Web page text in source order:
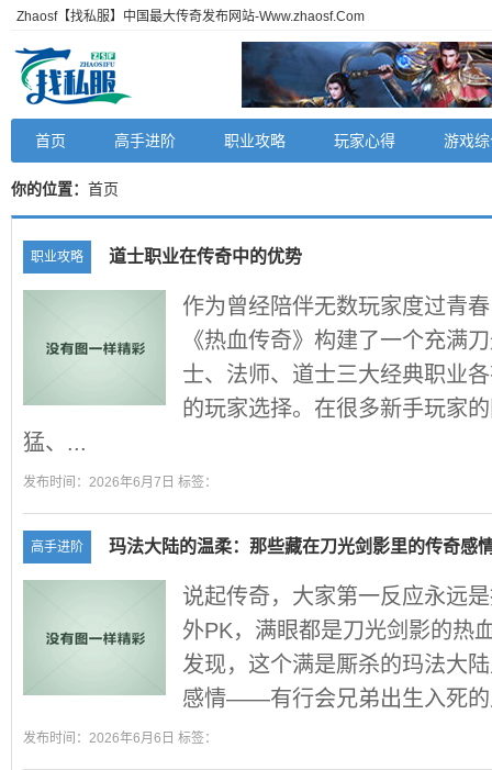
Zhaosf【找私服】中国最大传奇发布网站-Www.zhaosf.Com
首页 高手进阶 职业攻略 玩家心得 游戏
你的位置： 首页
职业攻略 道士职业在传奇中的优势
作为曾经陪伴无数玩家度过青
《热血传奇》构建了一个充满
士、法师、道士三大经典职业
的玩家选择。在很多新手玩家
猛、...
发布时间：2026年6月7日 标签：
高手进阶 玛法大陆的温柔：那些藏在刀光剑影里的传奇感
说起传奇，大家第一反应永远
外PK，满眼都是刀光剑影的热
发现，这个满是厮杀的玛法大
感情——有行会兄弟出生入死
发布时间：2026年6月6日 标签：